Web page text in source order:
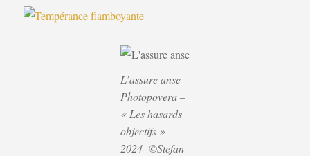
L’assure anse –
Photopovera –
« Les hasards
objectifs » –
2024- ©Stefan